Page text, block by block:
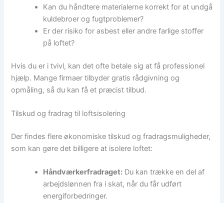
Kan du håndtere materialerne korrekt for at undgå
kuldebroer og fugtproblemer?
Er der risiko for asbest eller andre farlige stoffer
på loftet?
Hvis du er i tvivl, kan det ofte betale sig at få professionel
hjælp. Mange firmaer tilbyder gratis rådgivning og
opmåling, så du kan få et præcist tilbud.
Tilskud og fradrag til loftsisolering
Der findes flere økonomiske tilskud og fradragsmuligheder,
som kan gøre det billigere at isolere loftet:
Håndværkerfradraget: Du kan trække en del af
arbejdslønnen fra i skat, når du får udført
energiforbedringer.